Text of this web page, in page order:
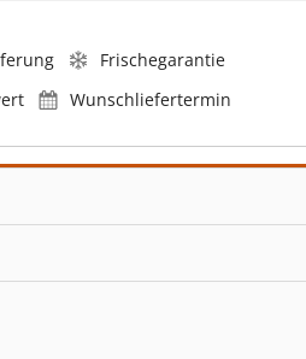
Frischegarantie
Wunschliefertermin